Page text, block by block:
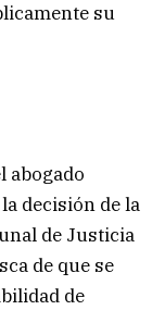
su
abogado
decisión de la
de Justicia
de que se
de